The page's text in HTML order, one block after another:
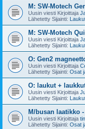
M: SW-Motech
Uusin viesti Kirjoittaja
Lähetetty Sijainti:
M: SW-Motech
Uusin viesti Kirjoittaja
Lähetetty Sijainti:
O: Gen2
Uusin viesti Kirjoittaja
Lähetetty Sijainti: Osat
O: laukut +
Uusin viesti Kirjoittaja
Lähetetty Sijainti:
M/busan laatikko
Uusin viesti Kirjoittaja
Lähetetty Sijainti: Osat